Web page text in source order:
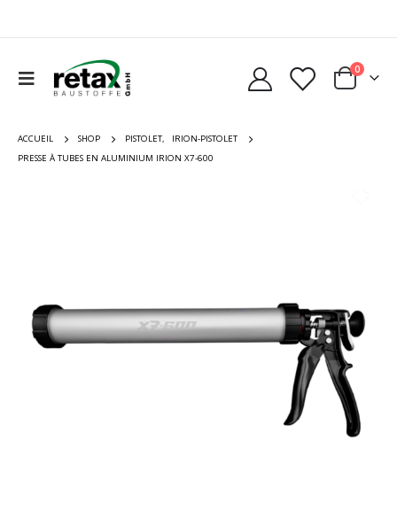
0
ACCUEIL SHOP PISTOLET,
IRION-PISTOLET
PRESSE À TUBES EN ALUMINIUM IRION X7-600